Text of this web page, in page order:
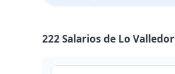
222 Salarios de Lo Valledor